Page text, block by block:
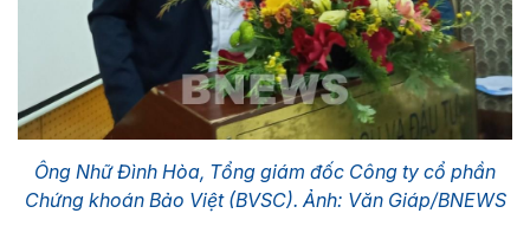
Ông Nhữ Đình Hòa, Tổng giám đốc Công ty cổ phần
Chứng khoán Bảo Việt (BVSC). Ảnh: Văn Giáp/BNEWS